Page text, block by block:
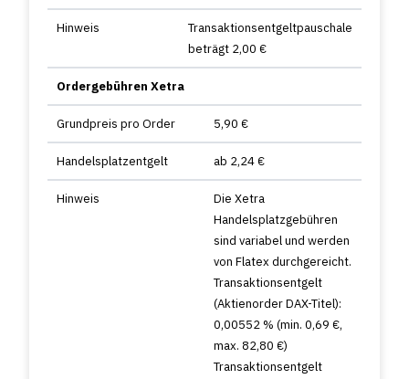
Hinweis
Transaktionsentgeltpauschale
beträgt 2,00 €
Ordergebühren Xetra
Grundpreis pro Order 5,90 €
Handelsplatzentgelt ab 2,24 €
Hinweis
Die Xetra
Handelsplatzgebühren
sind variabel und werden
von Flatex durchgereicht.
Transaktionsentgelt
(Aktienorder DAX-Titel):
0,00552 % (min. 0,69 €,
max. 82,80 €)
Transaktionsentgelt